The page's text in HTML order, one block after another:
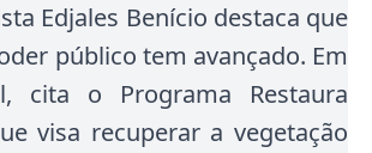
Edjales Benício destaca que
público tem avançado. Em
cita o Programa Restaura
visa recuperar a vegetação